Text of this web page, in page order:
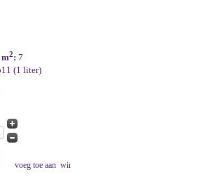
2: 7
(1 liter)